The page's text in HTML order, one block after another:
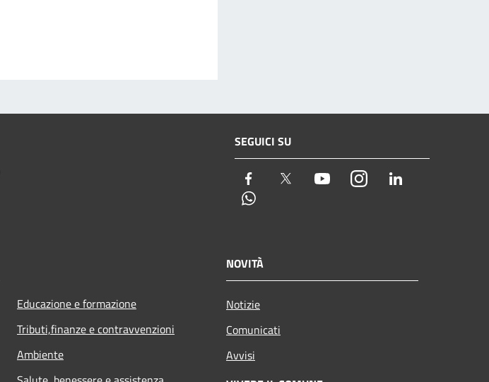
SEGUICI SU
Facebook Twitter YoutubeInstagram
Educazione e formazione
Tributi,finanze e contravvenzioni
Ambiente
NOVITÀ
Notizie
Comunicati
Avvisi